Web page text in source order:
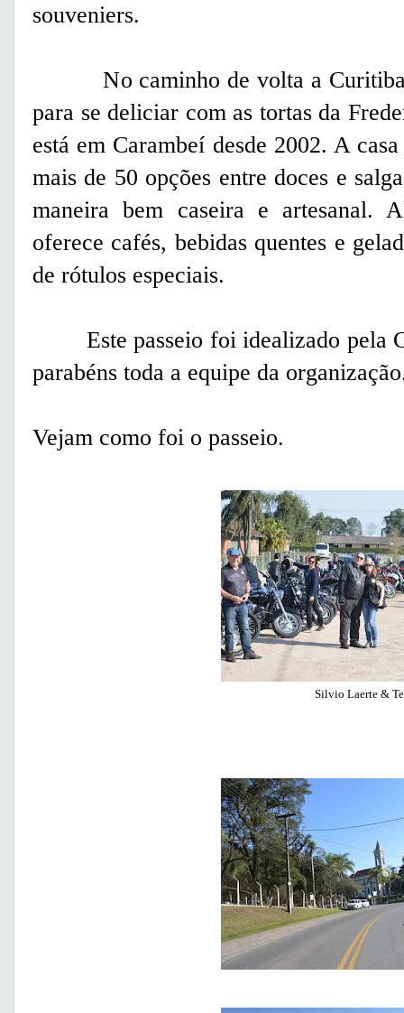
souveniers.
No caminho de volta a Curitiba
para se deliciar com as tortas da
está em Carambeí desde 2002. A
mais de 50 opções entre doces e
maneira bem caseira e artesanal.
oferece cafés, bebidas quentes e
de rótulos especiais.
Este passeio foi idealizado pela
parabéns toda a equipe da
Vejam como foi o passeio.
Silvio Laerte &